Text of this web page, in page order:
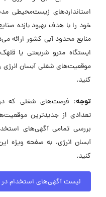
استانداردهای زیست‌محیطی
خود را با هدف بهبود بازده
منابع محدود آبی کشور ارائه
ایستگاه مترو شریعتی یا
موقعیت‌های شغلی آبسان انرژی
کنید.
توجه: فرصت‌های شغلی که
تعدادی از جدیدترین
بررسی تمامی آگهی‌های
آبسان انرژی، به صفحه ویژه
کنید.
لیست آگهی‌های استخدام در